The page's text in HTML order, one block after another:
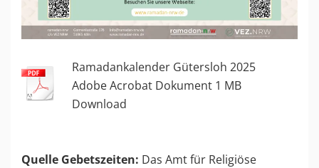
Ramadankalender Gütersloh 2025
Adobe Acrobat Dokument 1 MB
Download
Quelle Gebetszeiten: Das Amt für Religiöse